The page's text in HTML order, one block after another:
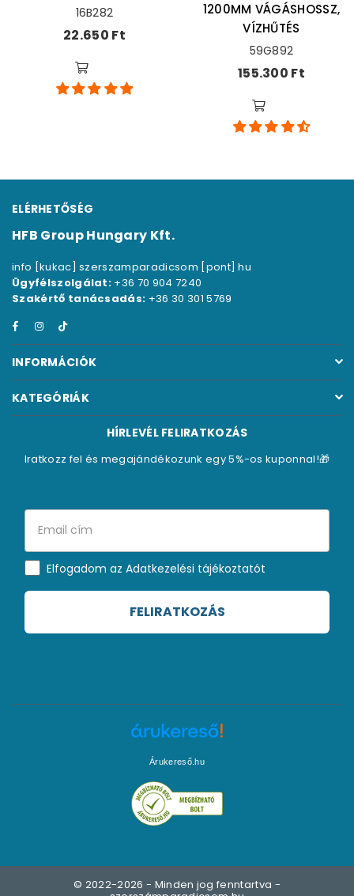
16B282
Ár
22.650 Ft
1200MM VÁGÁSHOSSZ,
VÍZHŰTÉS
59G892
Ár
155.300 Ft
ELÉRHETŐSÉG
HFB Group Hungary Kft.
info [kukac] szerszamparadicsom [pont] hu
Ügyfélszolgálat: +36 70 904 7240
Szakértő tanácsadás: +36 30 301 5769
FacebookInstagram
INFORMÁCIÓK
KATEGÓRIÁK
HÍRLEVÉL FELIRATKOZÁS
Iratkozz fel és megajándékozunk egy 5%-os kuponnal!🎁
Elfogadom az Adatkezelési tájékoztatót
FELIRATKOZÁS
Árukereső.hu
© 2022-2026 - Minden jog fenntartva -